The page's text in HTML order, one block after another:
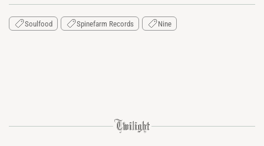
Soulfood Spinefarm Records Nine